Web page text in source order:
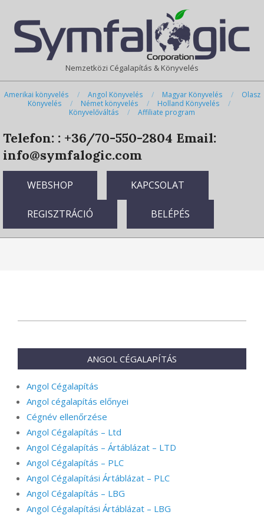
content
Navigation
Menu
Nemzetközi Cégalapítás & Könyvelés
Amerikai könyvelés Angol Könyvelés Magyar Könyvelés
Olasz
Könyvelés
Német könyvelés
Holland Könyvelés
Könyvelőváltás
Affiliate program
Telefon: : +36/70-550-2804 Email:
info@symfalogic.com
WEBSHOP KAPCSOLAT
REGISZTRÁCIÓ BELÉPÉS
ANGOL CÉGALAPÍTÁS
Angol Cégalapítás
Angol cégalapítás előnyei
Cégnév ellenőrzése
Angol Cégalapítás – Ltd
Angol Cégalapítás – Ártáblázat – LTD
Angol Cégalapítás – PLC
Angol Cégalapítási Ártáblázat – PLC
Angol Cégalapítás – LBG
Angol Cégalapítási Ártáblázat – LBG